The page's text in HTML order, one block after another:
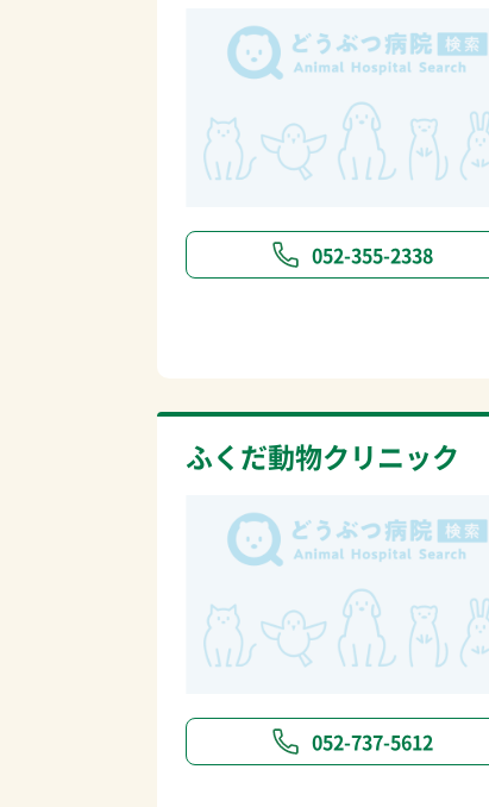
052-355-2338
ふくだ動物クリニック
052-737-5612